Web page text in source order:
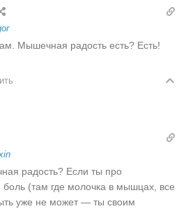
Мышечная радость есть? Есть!
радость? Если ты про
боль (там где молочка в мышцах, все
уже не может — ты своим